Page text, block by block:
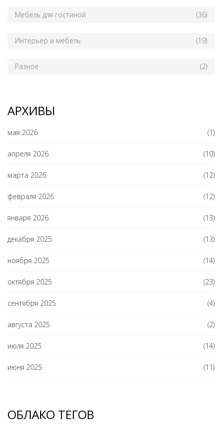
Мебель для гостиной (36)
Интерьер и мебель (19)
Разное (2)
АРХИВЫ
мая 2026 (1)
апреля 2026 (10)
марта 2026 (12)
февраля 2026 (12)
января 2026 (13)
декабря 2025 (13)
ноября 2025 (14)
октября 2025 (23)
сентября 2025 (4)
августа 2025 (2)
июля 2025 (14)
июня 2025 (11)
ОБЛАКО ТЕГОВ